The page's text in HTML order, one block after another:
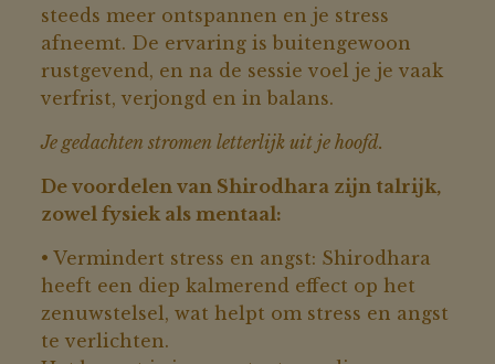
steeds meer ontspannen en je stress
afneemt. De ervaring is buitengewoon
rustgevend, en na de sessie voel je je vaak
verfrist, verjongd en in balans.
Je gedachten stromen letterlijk uit je hoofd.
De voordelen van Shirodhara zijn talrijk,
zowel fysiek als mentaal:
• Vermindert stress en angst: Shirodhara
heeft een diep kalmerend effect op het
zenuwstelsel, wat helpt om stress en angst
te verlichten.